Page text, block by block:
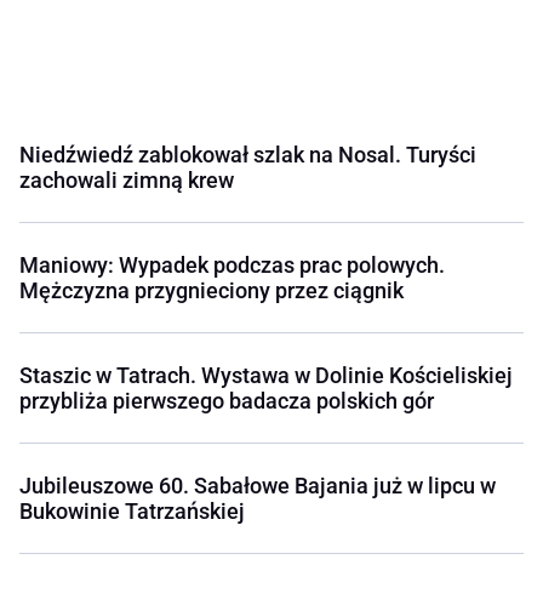
Niedźwiedź zablokował szlak na Nosal. Turyści
zachowali zimną krew
Maniowy: Wypadek podczas prac polowych.
Mężczyzna przygnieciony przez ciągnik
Staszic w Tatrach. Wystawa w Dolinie Kościeliskiej
przybliża pierwszego badacza polskich gór
Jubileuszowe 60. Sabałowe Bajania już w lipcu w
Bukowinie Tatrzańskiej